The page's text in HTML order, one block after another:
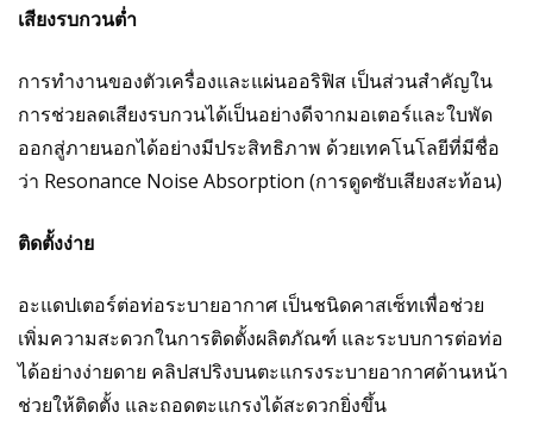
เสียงรบกวนต่ำ
การทำงานของตัวเครื่องและแผ่นออริฟิส เป็นส่วนสำคัญใน
การช่วยลดเสียงรบกวนได้เป็นอย่างดีจากมอเตอร์และใบพัด
ออกสู่ภายนอกได้อย่างมีประสิทธิภาพ ด้วยเทคโนโลยีที่มีชื่อ
ว่า Resonance Noise Absorption (การดูดซับเสียงสะท้อน)
ติดตั้งง่าย
อะแดปเตอร์ต่อท่อระบายอากาศ เป็นชนิดคาสเซ็ทเพื่อช่วย
เพิ่มความสะดวกในการติดตั้งผลิตภัณฑ์ และระบบการต่อท่อ
ได้อย่างง่ายดาย คลิปสปริงบนตะแกรงระบายอากาศด้านหน้า
ช่วยให้ติดตั้ง และถอดตะแกรงได้สะดวกยิ่งขึ้น